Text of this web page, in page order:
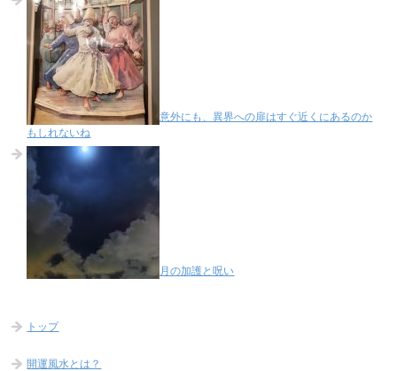
意外にも、異界への扉はすぐ近くにあるのか
もしれないね
月の加護と呪い
トップ
開運風水とは？